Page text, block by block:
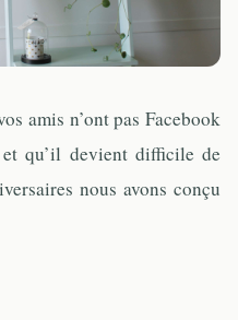
amis n’ont pas Facebook
qu’il devient difficile de
nous avons conçu